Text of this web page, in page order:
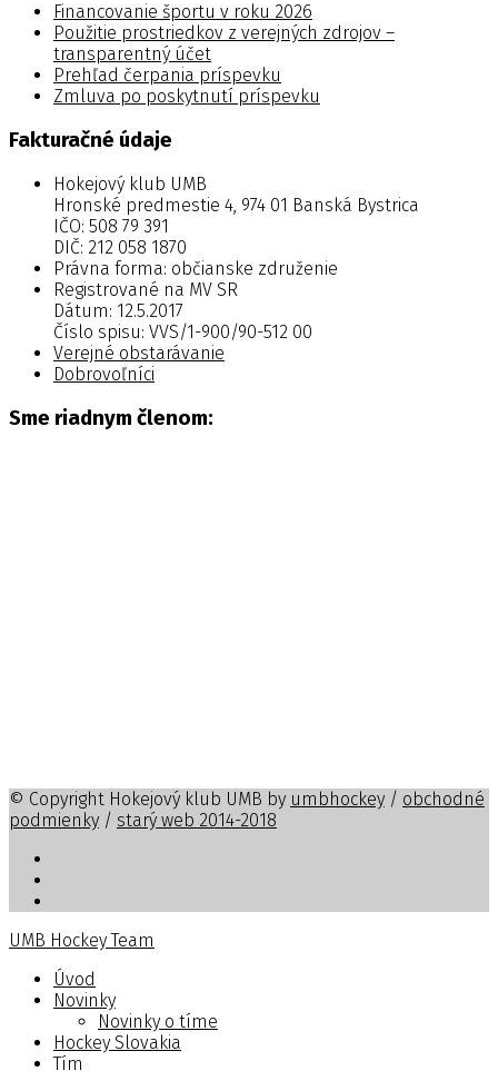
Financovanie športu v roku 2026
Použitie prostriedkov z verejných zdrojov –
transparentný účet
Prehľad čerpania príspevku
Zmluva po poskytnutí príspevku
Fakturačné údaje
Hokejový klub UMB
Hronské predmestie 4, 974 01 Banská Bystrica
IČO: 508 79 391
DIČ: 212 058 1870
Právna forma: občianske združenie
Registrované na MV SR
Dátum: 12.5.2017
Číslo spisu: VVS/1-900/90-512 00
Verejné obstarávanie
Dobrovoľníci
Sme riadnym členom:
© Copyright Hokejový klub UMB by umbhockey / obchodné
podmienky / starý web 2014-2018
UMB Hockey Team
Úvod
Novinky
Novinky o tíme
Hockey Slovakia
Tím